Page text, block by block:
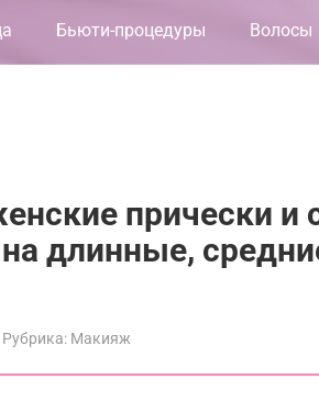
Бьюти-процедуры Волосы
прически и
длинные,
Рубрика: Макияж